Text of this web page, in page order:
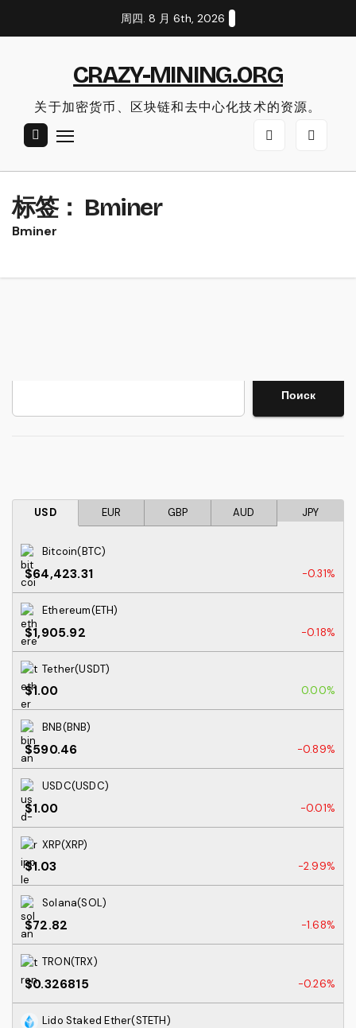
to
周四. 8 月 6th, 2026
CRAZY-MINING.ORG
关于加密货币、区块链和去中心化技术的资源。
标签： Bminer
Bminer
Поиск
USD EUR GBP AUD JPY
Bitcoin(BTC)
$64,423.31 -0.31%
Ethereum(ETH)
$1,905.92 -0.18%
Tether(USDT)
$1.00 0.00%
BNB(BNB)
$590.46 -0.89%
USDC(USDC)
$1.00 -0.01%
XRP(XRP)
$1.03 -2.99%
Solana(SOL)
$72.82 -1.68%
TRON(TRX)
$0.326815 -0.26%
Lido Staked Ether(STETH)